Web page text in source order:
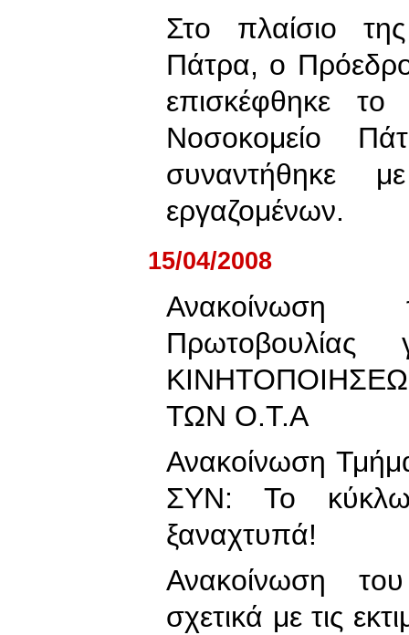
Στο πλαίσιο
Πάτρα, ο
επισκέφθηκε το
Νοσοκομείο
συναντήθηκε
εργαζομένων.
15/04/2008
Ανακοίνωση
ΤΩΝ Ο.Τ.Α
Ανακοίνωση
ΣΥΝ: Το
ξαναχτυπά!
Ανακοίνωση
σχετικά με τις